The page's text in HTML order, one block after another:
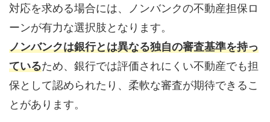
対応を求める場合には、ノンバンクの不動産担保ロ
ーンが有力な選択肢となります。
ノンバンクは銀行とは異なる独自の審査基準を持っ
ているため、銀行では評価されにくい不動産でも担
保として認められたり、柔軟な審査が期待できるこ
とがあります。